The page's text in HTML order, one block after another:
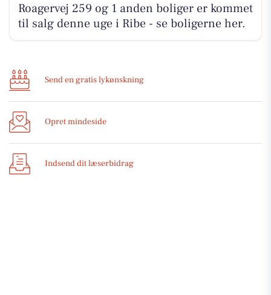
Roagervej 259 og 1 anden boliger er kommet
til salg denne uge i Ribe - se boligerne her.
Send en gratis lykønskning
Opret mindeside
Indsend dit læserbidrag